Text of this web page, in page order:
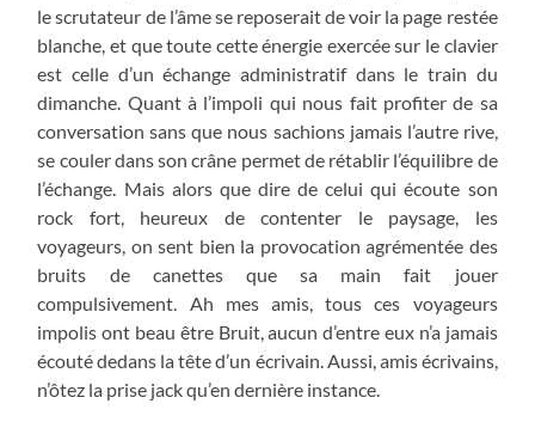
le scrutateur de l’âme se reposerait de voir la page restée
blanche, et que toute cette énergie exercée sur le clavier
est celle d’un échange administratif dans le train du
dimanche. Quant à l’impoli qui nous fait profiter de sa
conversation sans que nous sachions jamais l’autre rive,
se couler dans son crâne permet de rétablir l’équilibre de
l’échange. Mais alors que dire de celui qui écoute son
rock fort, heureux de contenter le paysage, les
voyageurs, on sent bien la provocation agrémentée des
bruits de canettes que sa main fait jouer
compulsivement. Ah mes amis, tous ces voyageurs
impolis ont beau être Bruit, aucun d’entre eux n’a jamais
écouté dedans la tête d’un écrivain. Aussi, amis écrivains,
n’ôtez la prise jack qu’en dernière instance.